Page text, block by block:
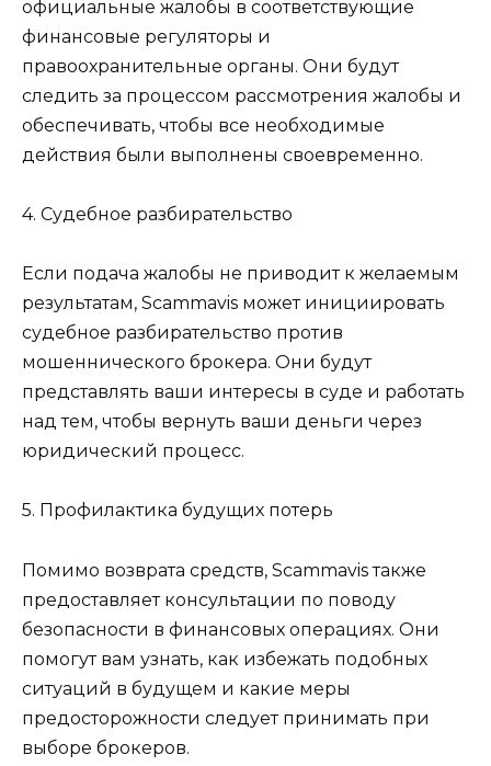
официальные жалобы в соответствующие
финансовые регуляторы и
правоохранительные органы. Они будут
следить за процессом рассмотрения жалобы и
обеспечивать, чтобы все необходимые
действия были выполнены своевременно.
4. Судебное разбирательство
Если подача жалобы не приводит к желаемым
результатам, Scammavis может инициировать
судебное разбирательство против
мошеннического брокера. Они будут
представлять ваши интересы в суде и работать
над тем, чтобы вернуть ваши деньги через
юридический процесс.
5. Профилактика будущих потерь
Помимо возврата средств, Scammavis также
предоставляет консультации по поводу
безопасности в финансовых операциях. Они
помогут вам узнать, как избежать подобных
ситуаций в будущем и какие меры
предосторожности следует принимать при
выборе брокеров.